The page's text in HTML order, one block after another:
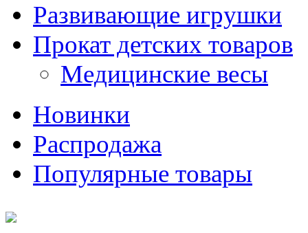
Развивающие игрушки
Прокат детских товаров
Медицинские весы
Новинки
Распродажа
Популярные товары